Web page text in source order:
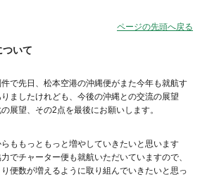
ページの先頭へ戻る
いて
で先日、松本空港の沖縄便がまた今年も就航す
ましたけれども、今後の沖縄との交流の展望
展望、その2点を最後にお願いします。
ももっともっと増やしていきたいと思います
でチャーター便も就航いただいていますので、
便数が増えるように取り組んでいきたいと思っ